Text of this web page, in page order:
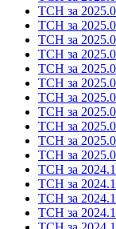
ТСН за
ТСН за
ТСН за
ТСН за
ТСН за
ТСН за
ТСН за
ТСН за
ТСН за
ТСН за
ТСН за
ТСН за
ТСН за
ТСН за
ТСН за